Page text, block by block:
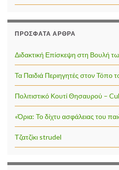
ΠΡΌΣΦΑΤΑ ΆΡΘΡΑ
Διδακτική Επίσκεψη στη Βουλή
Τα Παιδιά Περιηγητές στον Τόπο
Πολιτιστικό Κουτί Θησαυρού –
«Όρια: Το δίχτυ ασφάλειας του
Τζατζίκι strudel